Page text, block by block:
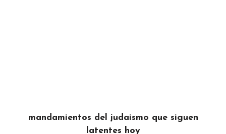
mandamientos del judaismo que siguen
latentes hoy